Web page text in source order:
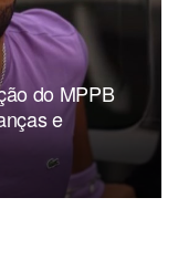
do MPPB
e